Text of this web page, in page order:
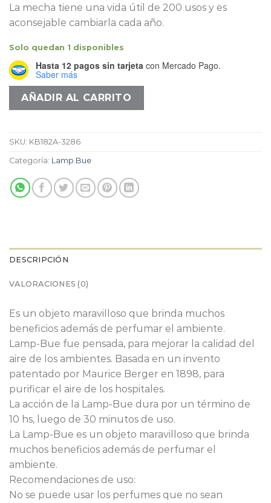
La mecha tiene una vida útil de 200 usos y es
aconsejable cambiarla cada año.
Solo quedan 1 disponibles
Hasta 12 pagos sin tarjeta con Mercado Pago.
Saber más
AÑADIR AL CARRITO
SKU: KB182A-3286
Categoría: Lamp Bue
DESCRIPCIÓN
VALORACIONES (0)
Es un objeto maravilloso que brinda muchos
beneficios además de perfumar el ambiente.
Lamp-Bue fue pensada, para mejorar la calidad del
aire de los ambientes. Basada en un invento
patentado por Maurice Berger en 1898, para
purificar el aire de los hospitales.
La acción de la Lamp-Bue dura por un término de
10 hs, luego de 30 minutos de uso.
La Lamp-Bue es un objeto maravilloso que brinda
muchos beneficios además de perfumar el
ambiente.
Recomendaciones de uso:
No se puede usar los perfumes que no sean